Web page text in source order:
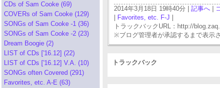
CDs of Sam Cooke (69)
COVERs of Sam Cooke (129)
SONGs of Sam Cooke -1 (36)
SONGs of Sam Cooke -2 (23)
Dream Boogie (2)
LIST of CDs ['16.12] (22)
LIST of CDs ['16.12] V.A. (10)
SONGs often Covered (291)
Favorites, etc. A-E (63)
2014年3月18日 19時40分 | 記事へ
Favorites, etc. F-J
トラックバックURL：http://
※ブログ管理者が承認するまで表示
トラックバック